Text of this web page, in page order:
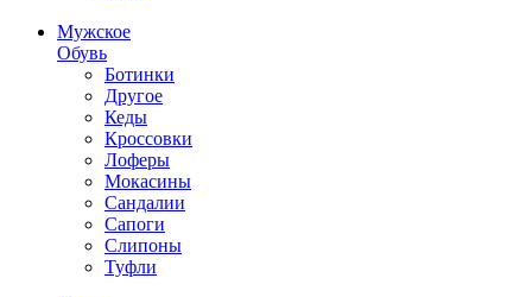
Мужское
Обувь
Ботинки
Другое
Кеды
Кроссовки
Лоферы
Мокасины
Сандалии
Сапоги
Слипоны
Туфли